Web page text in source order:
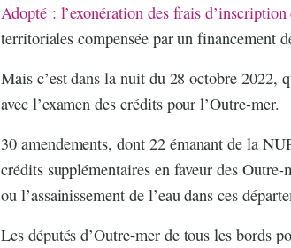
Adopté : l’exonération des frais
territoriales compensée par un financement
Mais c’est dans la nuit du 28 octobre 2022,
avec l’examen des crédits pour l’Outre-mer.
30 amendements, dont 22 émanant de la
crédits supplémentaires en faveur des
ou l’assainissement de l’eau dans ces
Les députés d’Outre-mer de tous les bords